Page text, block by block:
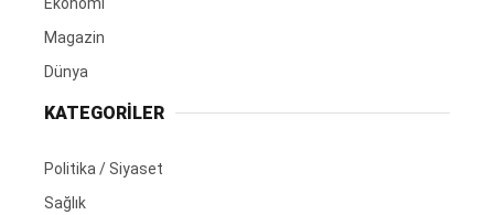
Magazin
Dünya
KATEGORİLER
Politika / Siyaset
Sağlık